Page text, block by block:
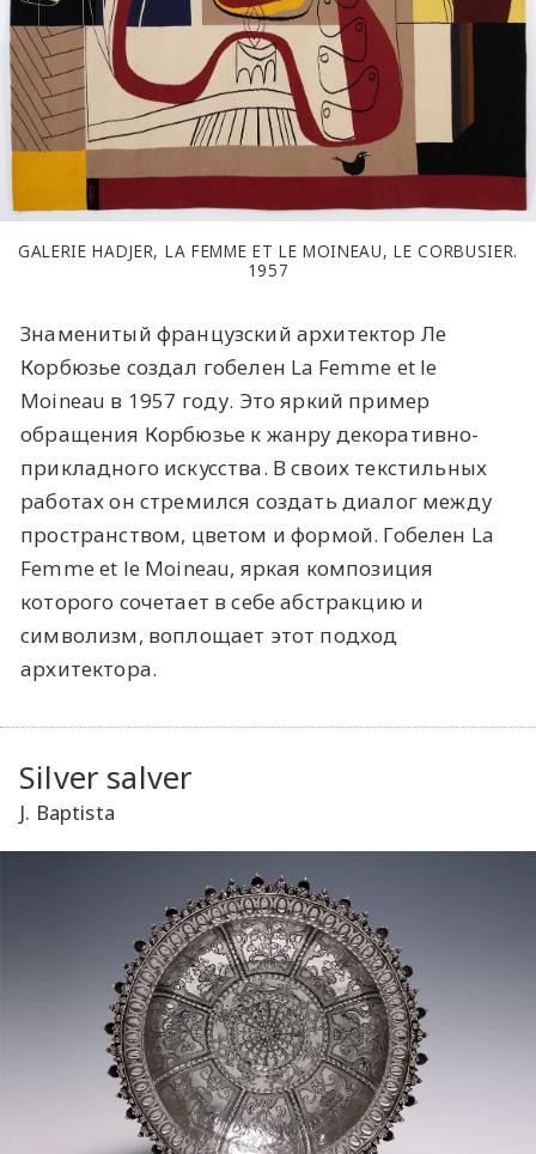
GALERIE HADJER, LA FEMME ET LE MOINEAU, LE CORBUSIER.
1957
Знаменитый французский архитектор Ле
Корбюзье создал гобелен La Femme et le
Moineau в 1957 году. Это яркий пример
обращения Корбюзье к жанру декоративно-
прикладного искусства. В своих текстильных
работах он стремился создать диалог между
пространством, цветом и формой. Гобелен La
Femme et le Moineau, яркая композиция
которого сочетает в себе абстракцию и
символизм, воплощает этот подход
архитектора.
Silver salver
J. Baptista